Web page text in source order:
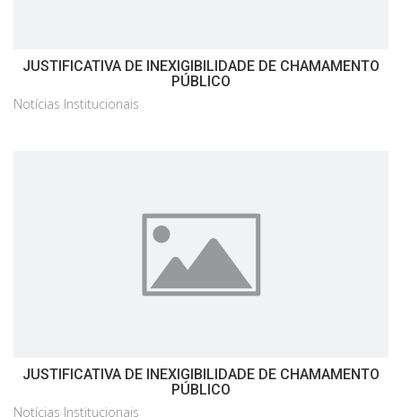
JUSTIFICATIVA DE INEXIGIBILIDADE DE CHAMAMENTO
PÚBLICO
Notícias Institucionais
JUSTIFICATIVA DE INEXIGIBILIDADE DE CHAMAMENTO
PÚBLICO
Notícias Institucionais